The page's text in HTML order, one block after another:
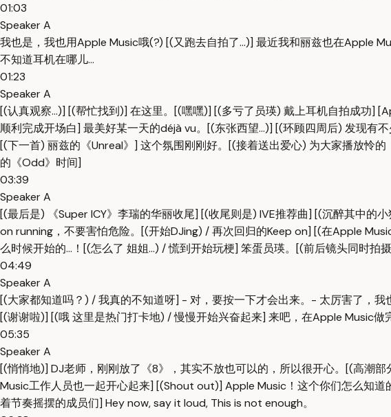
01:03
Speaker A
我也是，我也用Apple Music哦(?) [(又跑去自拍了...)] 最近我和丽兹也在Apple
不知道耳机在哪儿...
01:23
Speaker A
[(认真观察...)] [(帮忙找到)] 在这里。[(嘿嘿)] [(多亏了员瑛) 戴上耳机自拍成功]
顺利完成开场白] 最美好某一天的déjà vu。[(东张西望...)] [(环顾四周后) 发现
[(下一首) 丽兹的《Unreal》] 这个氛围刚刚好。[(接着送出爱心) 为大家播放怜
的《Odd》时间]
03:39
Speaker A
[(最后是) 《Super ICY》李瑞的华丽收尾] [(收尾则是) IVE推荐曲] [(沉醉其中的
on running，不要害怕危险。[(开始DJing) / 再次回归的Keep on] [(在Apple
么时候开始的...！[(怎么了 姐姐...) / 慌到开始玩梗] 笨蛋员瑛。[(前后镜头同时拍
04:49
Speaker A
[(大家都知道吗？) / 我真的不知道呀] - 对，要按一下才会出来。- 太厉害了，
[(谢谢啦)] [(哦 这里是热门打卡地) / 慢慢开始兴奋起来] 来吧，在Apple Music做
05:35
Speaker A
[(悄悄地)] DJ老师，刚刚放了《8》，其实不放也可以的，所以很开心。[(高潮
Music工作人员也一起开心起来] [(Shout out)] Apple Music！这个你们怎么知
着节奏摇摆的成员们] Hey now, say it loud, This is not enough。